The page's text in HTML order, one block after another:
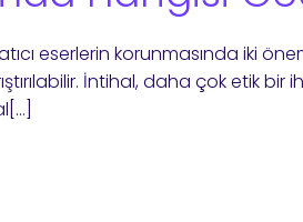
eserlerin korunmasında iki
İntihal, daha çok etik bir